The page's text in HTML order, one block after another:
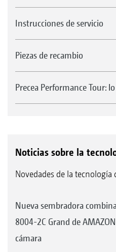
Instrucciones de servicio
Piezas de recambio
Precea Performance Tour:
Noticias sobre la
Novedades de la tecnología
Nueva sembradora
8004-2C Grand de
cámara